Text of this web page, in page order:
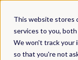
This website stores
services to you,
We won't track your
so that you're not